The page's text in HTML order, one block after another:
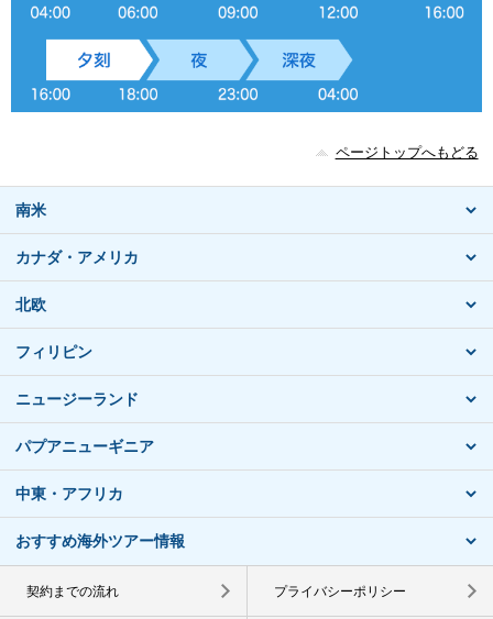
ページトップへもどる
南米
カナダ・アメリカ
北欧
フィリピン
ニュージーランド
パプアニューギニア
中東・アフリカ
おすすめ海外ツアー情報
契約までの流れ プライバシーポリシー